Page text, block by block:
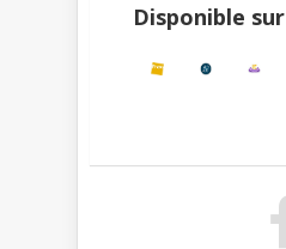
Disponible sur